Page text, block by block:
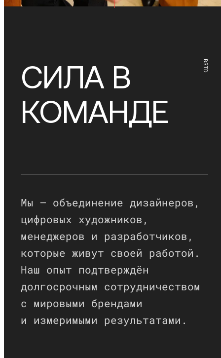
СИЛА В
КОМАНДЕ
BSTD
Мы — объединение дизайнеров,
цифровых художников,
менеджеров и разработчиков,
которые живут своей работой.
Наш опыт подтверждён
долгосрочным сотрудничеством
с мировыми брендами
и измеримыми результатами.